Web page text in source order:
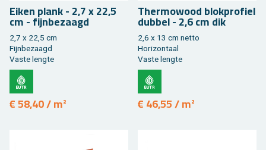
Eiken plank - 2,7 x 22,5
cm - fijn­be­zaagd
2,7 x 22,5 cm
Fijn­be­zaagd
Vaste leng­te
€ 58,40 / m²
Ther­mo­wood blok­pro­fiel
dub­bel - 2,6 cm dik
2,6 x 13 cm netto
Ho­ri­zon­taal
Vaste leng­te
€ 46,55 / m²